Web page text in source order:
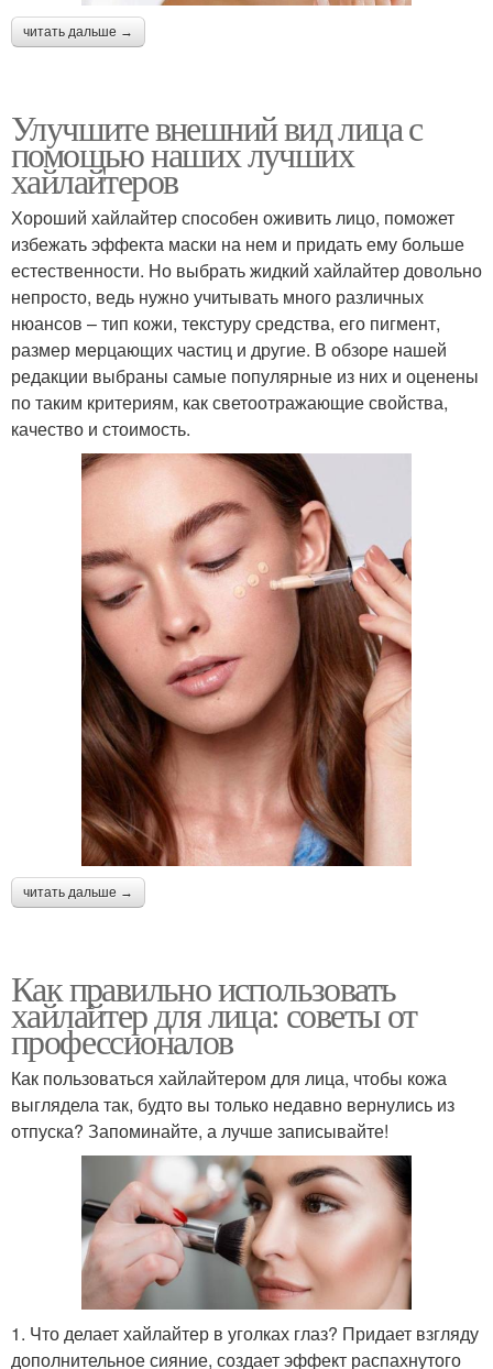
читать дальше →
Улучшите внешний вид лица с
помощью наших лучших
хайлайтеров
Хороший хайлайтер способен оживить лицо, поможет
избежать эффекта маски на нем и придать ему больше
естественности. Но выбрать жидкий хайлайтер довольно
непросто, ведь нужно учитывать много различных
нюансов – тип кожи, текстуру средства, его пигмент,
размер мерцающих частиц и другие. В обзоре нашей
редакции выбраны самые популярные из них и оценены
по таким критериям, как светоотражающие свойства,
качество и стоимость.
читать дальше →
Как правильно использовать
хайлайтер для лица: советы от
профессионалов
Как пользоваться хайлайтером для лица, чтобы кожа
выглядела так, будто вы только недавно вернулись из
отпуска? Запоминайте, а лучше записывайте!
1. Что делает хайлайтер в уголках глаз? Придает взгляду
дополнительное сияние, создает эффект распахнутого